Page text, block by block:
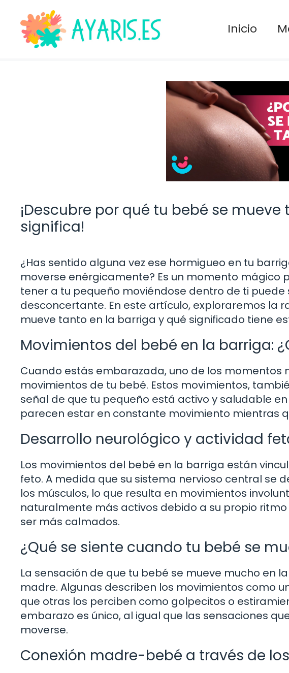
contenido
Inicio
¡Descubre por qué tu bebé se
significa!
¿Has sentido alguna vez ese hormigueo en tu
moverse enérgicamente? Es un momento mágico
tener a tu pequeño moviéndose dentro de ti puede
desconcertante. En este artículo, exploraremos la
mueve tanto en la barriga y qué significado tiene
Movimientos del bebé en la barriga:
Cuando estás embarazada, uno de los momentos
movimientos de tu bebé. Estos movimientos,
señal de que tu pequeño está activo y saludable
parecen estar en constante movimiento mientras
Desarrollo neurológico y actividad
Los movimientos del bebé en la barriga están
feto. A medida que su sistema nervioso central se
los músculos, lo que resulta en movimientos
naturalmente más activos debido a su propio
ser más calmados.
¿Qué se siente cuando tu bebé se
La sensación de que tu bebé se mueve mucho en
madre. Algunas describen los movimientos como
que otras los perciben como golpecitos o
embarazo es único, al igual que las sensaciones
moverse.
Conexión madre-bebé a través de